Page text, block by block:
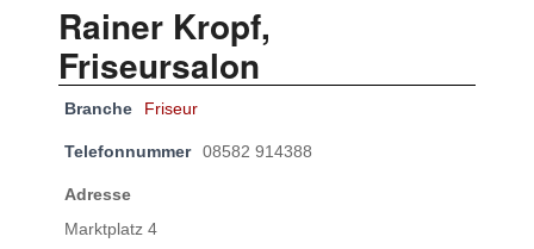
Rainer Kropf,
Friseursalon
Branche Friseur
Telefonnummer 08582 914388
Adresse
Marktplatz 4